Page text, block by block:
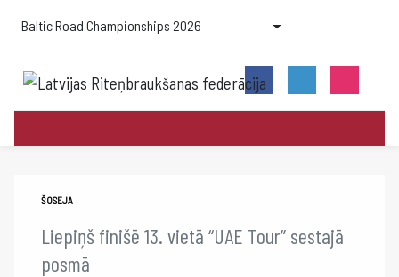
Baltic Road Championships 2026
ŠOSEJA
Liepiņš finišē 13. vietā “UAE Tour” sestajā
posmā